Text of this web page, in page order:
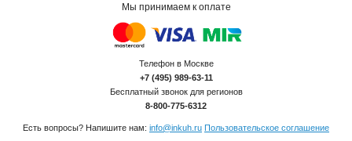
Мы принимаем к оплате
Телефон в Москве
+7 (495) 989-63-11
Бесплатный звонок для регионов
8-800-775-6312
Есть вопросы? Напишите нам: info@inkuh.ru Пользовательское соглашение